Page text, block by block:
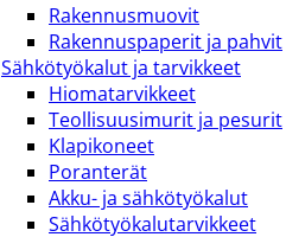
Rakennusmuovit
Rakennuspaperit ja pahvit
Sähkötyökalut ja tarvikkeet
Hiomatarvikkeet
Teollisuusimurit ja pesurit
Klapikoneet
Poranterät
Akku- ja sähkötyökalut
Sähkötyökalutarvikkeet